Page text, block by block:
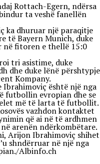
Rottach-Egern, ndërsa
ta veshë fanellën
ka dhuruar një paraqitje
të Bayern Munich, duke
në fitoren e thellë 15:0
tri asistime, duke
dhe duke lënë përshtypje
Kompany.
është një nga
futbollin evropian dhe se
më të larta të futbollit.
vazhdon kontaktet
që ai në të ardhmen
arenën ndërkombëtare.
Arijon Ibrahimoviç shihet
shndërruar në një nga
Albinfo.ch